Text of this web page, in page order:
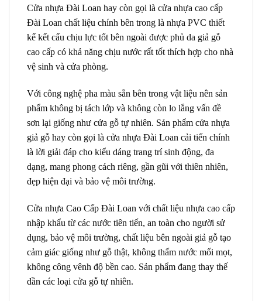
Cửa nhựa Đài Loan hay còn gọi là cửa nhựa cao cấp
Đài Loan chất liệu chính bên trong là nhựa PVC thiết
kế kết cấu chịu lực tốt bên ngoài được phủ da giả gỗ
cao cấp có khả năng chịu nước rất tốt thích hợp cho nhà
vệ sinh và cửa phòng.
Với công nghệ pha màu sẳn bên trong vật liệu nên sản
phẩm không bị tách lớp và không còn lo lắng vấn đề
sơn lại giống như cửa gỗ tự nhiên. Sản phẩm cửa nhựa
giả gỗ hay còn gọi là cửa nhựa Đài Loan cải tiến chính
là lời giải đáp cho kiểu dáng trang trí sinh động, đa
dạng, mang phong cách riêng, gần gũi với thiên nhiên,
đẹp hiện đại và bảo vệ môi trường.
Cửa nhựa Cao Cấp Đài Loan với chất liệu nhựa cao cấp
nhập khẩu từ các nước tiên tiến, an toàn cho người sử
dụng, bảo vệ môi trường, chất liệu bên ngoài giả gỗ tạo
cảm giác giống như gỗ thật, không thấm nước mối mọt,
không công vênh độ bền cao. Sản phẩm đang thay thế
dần các loại cửa gỗ tự nhiên.